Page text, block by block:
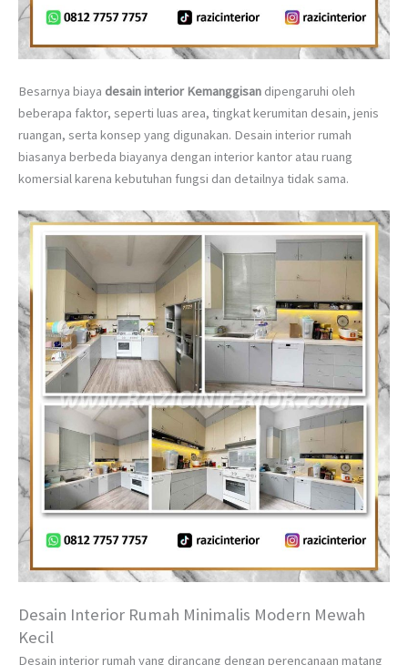
Besarnya biaya desain interior Kemanggisan dipengaruhi oleh
beberapa faktor, seperti luas area, tingkat kerumitan desain, jenis
ruangan, serta konsep yang digunakan. Desain interior rumah
biasanya berbeda biayanya dengan interior kantor atau ruang
komersial karena kebutuhan fungsi dan detailnya tidak sama.
Desain Interior Rumah Minimalis Modern Mewah
Kecil
Desain interior rumah yang dirancang dengan perencanaan matang